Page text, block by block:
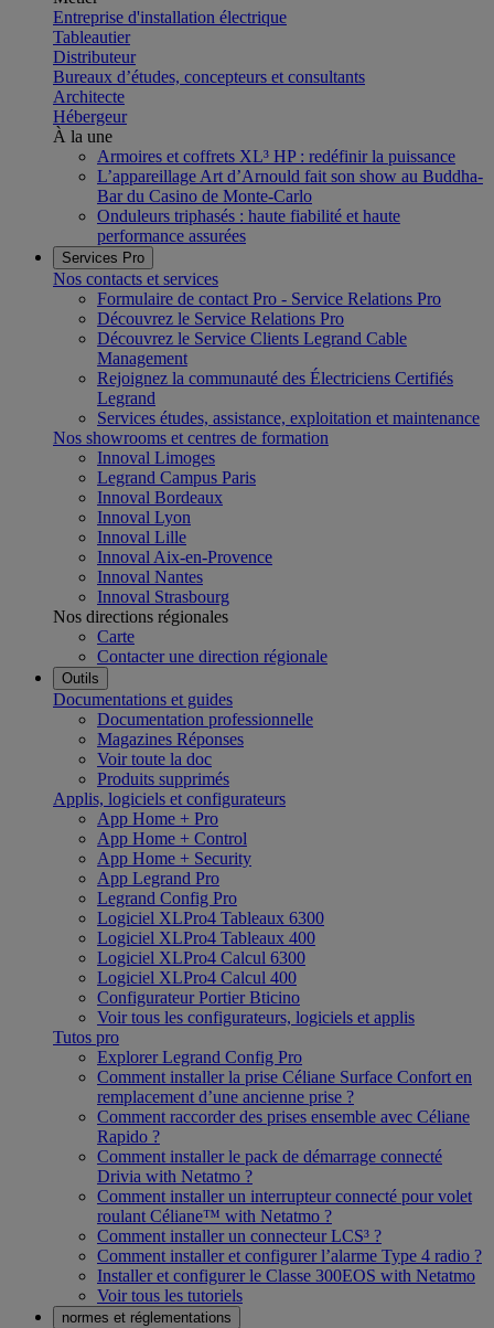
Entreprise d'installation électrique
Tableautier
Distributeur
Bureaux d’études, concepteurs et consultants
Architecte
Hébergeur
À la une
Armoires et coffrets XL³ HP : redéfinir la puissance
L’appareillage Art d’Arnould fait son show au Buddha-
Bar du Casino de Monte-Carlo
Onduleurs triphasés : haute fiabilité et haute
performance assurées
Services Pro
Nos contacts et services
Formulaire de contact Pro - Service Relations Pro
Découvrez le Service Relations Pro
Découvrez le Service Clients Legrand Cable
Management
Rejoignez la communauté des Électriciens Certifiés
Legrand
Services études, assistance, exploitation et maintenance
Nos showrooms et centres de formation
Innoval Limoges
Legrand Campus Paris
Innoval Bordeaux
Innoval Lyon
Innoval Lille
Innoval Aix-en-Provence
Innoval Nantes
Innoval Strasbourg
Nos directions régionales
Carte
Contacter une direction régionale
Outils
Documentations et guides
Documentation professionnelle
Magazines Réponses
Voir toute la doc
Produits supprimés
Applis, logiciels et configurateurs
App Home + Pro
App Home + Control
App Home + Security
App Legrand Pro
Legrand Config Pro
Logiciel XLPro4 Tableaux 6300
Logiciel XLPro4 Tableaux 400
Logiciel XLPro4 Calcul 6300
Logiciel XLPro4 Calcul 400
Configurateur Portier Bticino
Voir tous les configurateurs, logiciels et applis
Tutos pro
Explorer Legrand Config Pro
Comment installer la prise Céliane Surface Confort en
remplacement d’une ancienne prise ?
Comment raccorder des prises ensemble avec Céliane
Rapido ?
Comment installer le pack de démarrage connecté
Drivia with Netatmo ?
Comment installer un interrupteur connecté pour volet
roulant Céliane™ with Netatmo ?
Comment installer un connecteur LCS³ ?
Comment installer et configurer l’alarme Type 4 radio ?
Installer et configurer le Classe 300EOS with Netatmo
Voir tous les tutoriels
normes et réglementations